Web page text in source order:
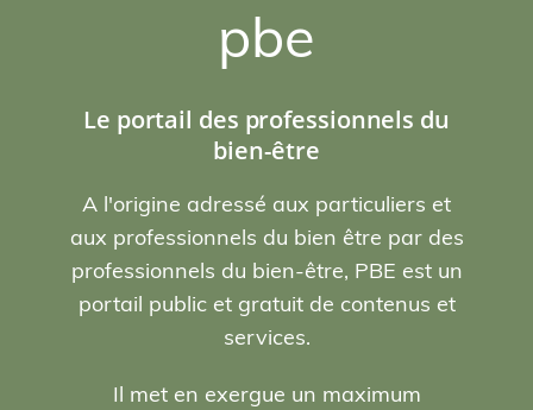
pbe
Le portail des professionnels du
bien-être
A l'origine adressé aux particuliers et
aux professionnels du bien être par des
professionnels du bien-être, PBE est un
portail public et gratuit de contenus et
services.
Il met en exergue un maximum